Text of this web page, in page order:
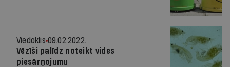
Viedoklis 09.02.2022.
Vēzīši palīdz noteikt vides
piesārņojumu